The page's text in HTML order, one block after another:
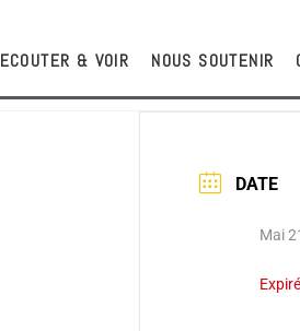
ECOUTER & VOIR NOUS SOUTENIR
DATE
Mai